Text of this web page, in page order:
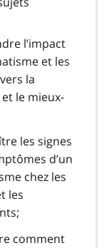
l’impact
et les
la
le mieux-
les signes
d’un
chez les
les
comment